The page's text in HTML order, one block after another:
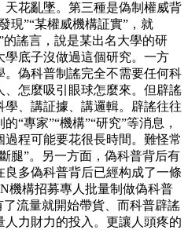
花亂墜。第三種是偽制權威背
現”“某權威機構証實”，就
謠言，說是某出名大學的研
底子沒做過這個研究。一方
偽科普制謠完全不需要任何科
怎麼吸引眼球怎麼來。但辟謠
、講証據、講邏輯。辟謠往往
“專家”“機構”“研究”等消息，
程可能要花很長時間。難怪常
腿”。另一方面，偽科普背后有
多偽科普背后已經构成了一條
機構招募專人批量制做偽科普
流量就開始帶貨、而科普辟謠
力財力的投入。更讓人頭疼的